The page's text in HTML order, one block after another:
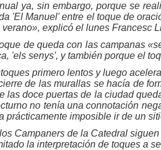
ya, sin embargo, porque se
'El Manuel' entre el toque de
explicó el lunes Francesc
de queda con las campanas
'els senys', y también porque el
primero lentos y luego
de las murallas se hacía de
las doce puertas de la ciudad
no tenía una connotación
prácticamente imposible ir de un
Campaners de la Catedral
la interpretación de toques a